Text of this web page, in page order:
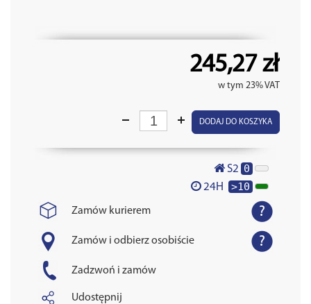
245,27 zł
w tym 23% VAT
DODAJ DO KOSZYKA
S2 0
24H >10
Zamów kurierem
Zamów i odbierz osobiście
Zadzwoń i zamów
Udostępnij